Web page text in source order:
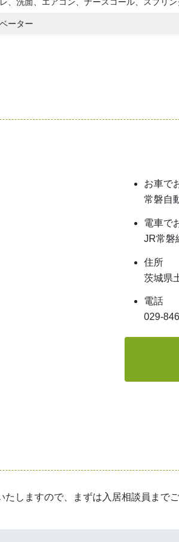
ーター
お車で
常磐自
電車で
JR常磐
住所
茨城県
電話
029-
しますので、まずは入居相談員までご